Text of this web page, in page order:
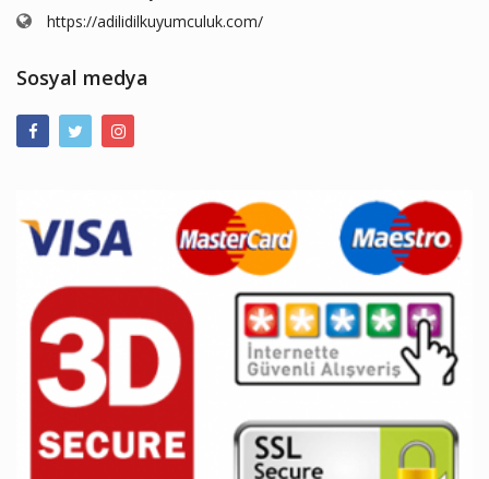
https://adilidilkuyumculuk.com/
Sosyal medya